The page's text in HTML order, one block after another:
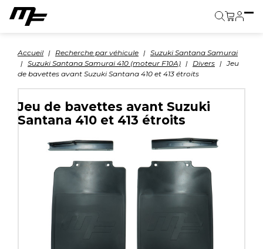
Accueil Recherche par véhicule
Suzuki Santana Samurai
Suzuki Santana Samurai 410 (moteur F10A)
Divers
Jeu
de bavettes avant Suzuki Santana 410 et 413 étroits
Jeu de bavettes avant Suzuki
Santana 410 et 413 étroits